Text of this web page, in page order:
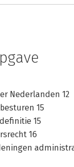
Nederlanden 12
15
15
16